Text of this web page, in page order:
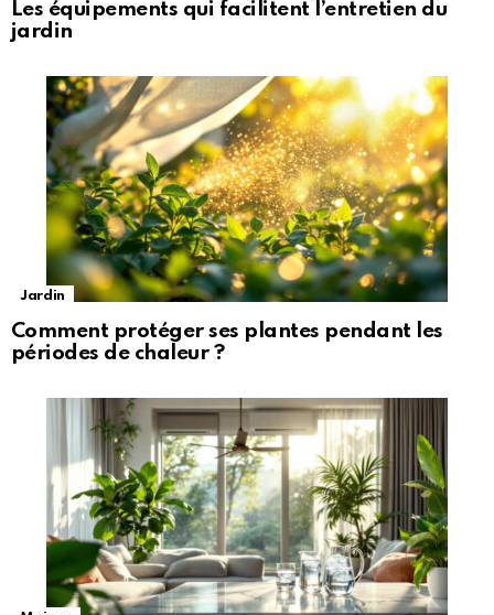
Les équipements qui facilitent l’entretien du
jardin
Jardin
Comment protéger ses plantes pendant les
périodes de chaleur ?